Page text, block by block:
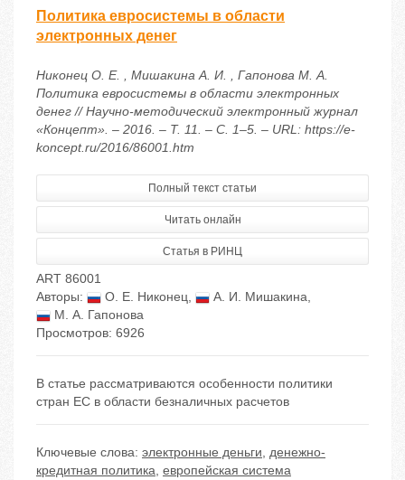
Политика евросистемы в области
электронных денег
Никонец О. Е. , Мишакина А. И. , Гапонова М. А.
Политика евросистемы в области электронных
денег // Научно-методический электронный журнал
«Концепт». – 2016. – Т. 11. – С. 1–5. – URL: https://e-
koncept.ru/2016/86001.htm
Полный текст статьи
Читать онлайн
Статья в РИНЦ
ART 86001
Авторы:
О. Е. Никонец, А. И. Мишакина,
М. А. Гапонова
Просмотров: 6926
В статье рассматриваются особенности политики
стран ЕС в области безналичных расчетов
Ключевые слова: электронные деньги, денежно-
кредитная политика, европейская система